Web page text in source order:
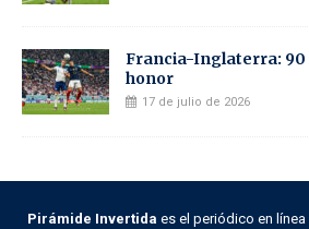
Francia-Inglaterra: 90
honor
17 de julio de 2026
Pirámide Invertida es el periódico en línea